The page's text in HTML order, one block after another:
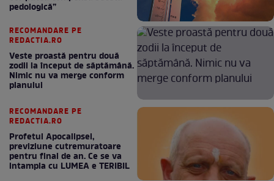
pedologică”
RECOMANDARE PE
REDACTIA.RO
Veste proastă pentru două
zodii la început de săptămână.
Nimic nu va merge conform
planului
RECOMANDARE PE
REDACTIA.RO
Profetul Apocalipsei,
previziune cutremuratoare
pentru final de an. Ce se va
intampla cu LUMEA e TERIBIL